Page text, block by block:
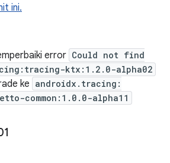
ini.
error Could not find
ktx:1.2.0-alpha02
ke androidx.tracing:
common:1.0.0-alpha11